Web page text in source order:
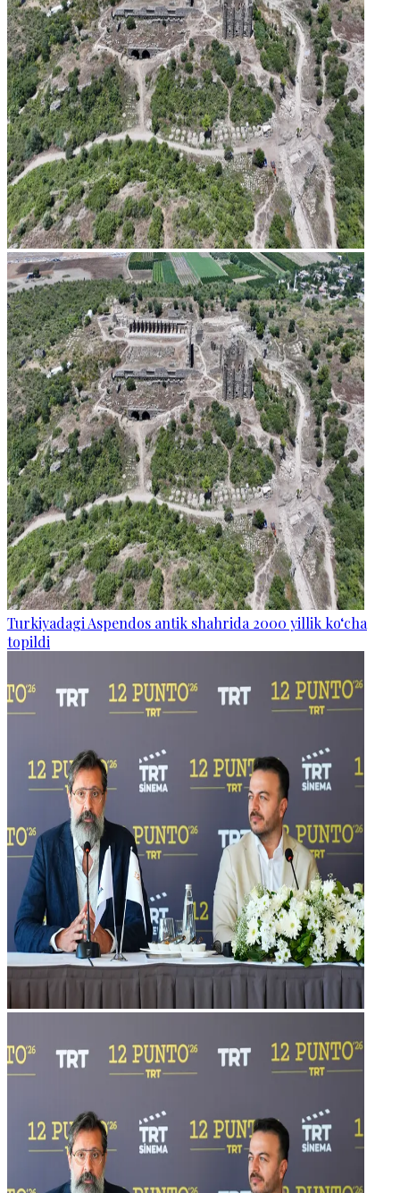
Turkiyadagi Aspendos antik shahrida 2000 yillik ko‘cha
topildi